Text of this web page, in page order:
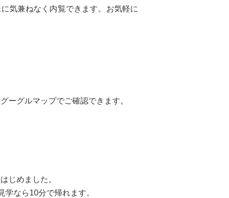
気兼ねなく内覧できます。お気軽に
グーグルマップでご確認できます。
じめました。
なら10分で帰れます。